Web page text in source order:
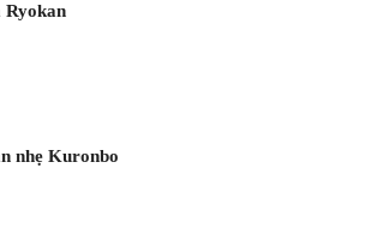
Ryokan
nhẹ Kuronbo